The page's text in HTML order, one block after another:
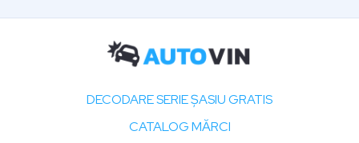
DECODARE SERIE ȘASIU GRATIS
CATALOG MĂRCI